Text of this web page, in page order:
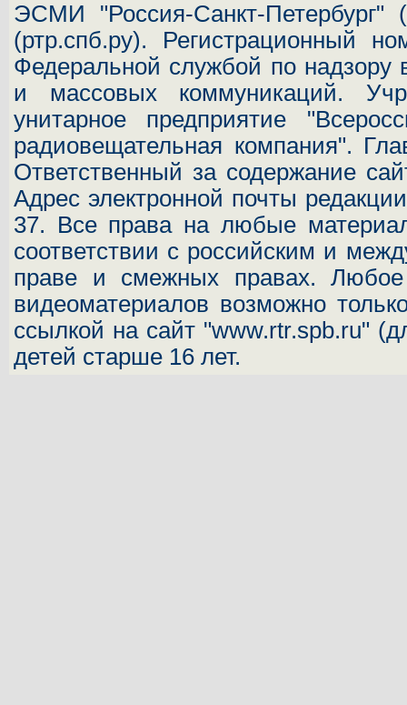
ЭСМИ "Россия-Санкт-Петербург" (
(ртр.спб.ру). Регистрационный
Федеральной службой по
и массовых коммуникаций.
унитарное предприятие
радиовещательная компания".
Ответственный за содержание
Адрес электронной почты
37. Все права на любые
соответствии с российским и
праве и смежных правах. Любое
видеоматериалов возможно
ссылкой на сайт "www.rtr.spb.ru"
детей старше 16 лет.